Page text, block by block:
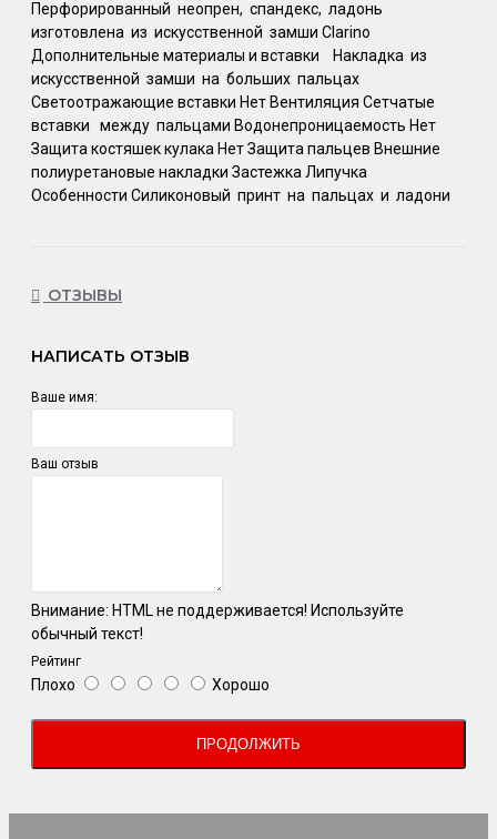
Перфорированный неопрен, спандекс, ладонь
изготовлена из искусственной замши Clarino
Дополнительные материалы и вставки Накладка из
искусственной замши на больших пальцах
Светоотражающие вставки Нет Вентиляция Сетчатые
вставки между пальцами Водонепроницаемость Нет
Защита костяшек кулака Нет Защита пальцев Внешние
полиуретановые накладки Застежка Липучка
Особенности Силиконовый принт на пальцах и ладони
ОТЗЫВЫ
НАПИСАТЬ ОТЗЫВ
Ваше имя:
Ваш отзыв
Внимание: HTML не поддерживается! Используйте
обычный текст!
Рейтинг
Плохо Хорошо
ПРОДОЛЖИТЬ